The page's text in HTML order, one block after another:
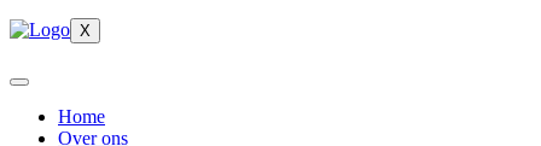
X
Home
Over ons